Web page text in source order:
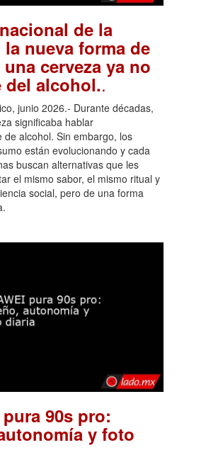
de la
la nueva forma de
cerveza ya no
del alcohol..
junio 2026.- Durante décadas,
significaba hablar
de alcohol. Sin embargo, los
están evolucionando y cada
buscan alternativas que les
el mismo sabor, el mismo ritual y
social, pero de una forma
pura 90s pro:
y foto